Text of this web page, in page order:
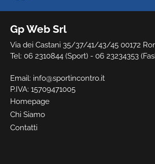
Gp Web Srl
Via dei Castani 35/37/41/43/45 00172
Tel: 06 2310844 (Sport) - 06 23234353
Email: info@sportincontro.it
P.IVA: 15709471005
Homepage
Chi Siamo
Contatti